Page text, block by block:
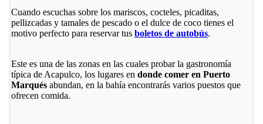
Cuando escuchas sobre los mariscos, cocteles, picaditas,
pellizcadas y tamales de pescado o el dulce de coco tienes el
motivo perfecto para reservar tus boletos de autobús.
Este es una de las zonas en las cuales probar la gastronomía
típica de Acapulco, los lugares en donde comer en Puerto
Marquésabundan, en la bahía encontrarás varios puestos que
ofrecen comida.